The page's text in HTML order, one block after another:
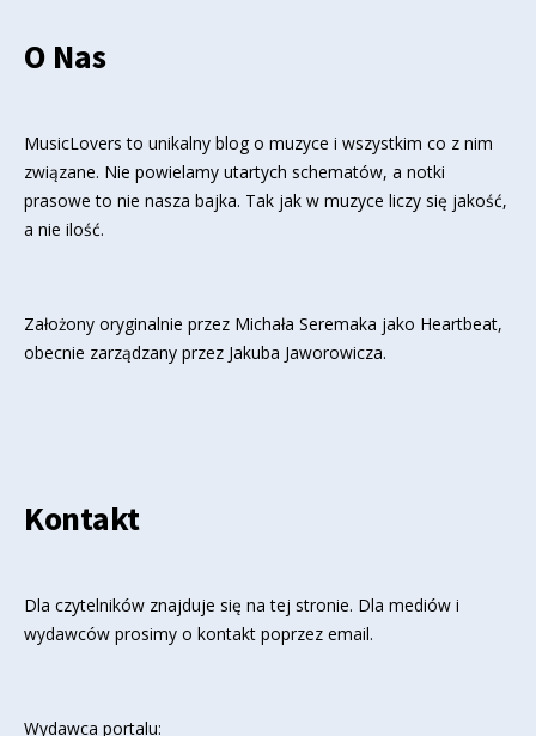
O Nas
MusicLovers to unikalny blog o muzyce i wszystkim co z nim
związane. Nie powielamy utartych schematów, a notki
prasowe to nie nasza bajka. Tak jak w muzyce liczy się jakość,
a nie ilość.
Założony oryginalnie przez Michała Seremaka jako Heartbeat,
obecnie zarządzany przez Jakuba Jaworowicza.
Kontakt
Dla czytelników znajduje się na tej stronie. Dla mediów i
wydawców prosimy o kontakt poprzez email.
Wydawca portalu: